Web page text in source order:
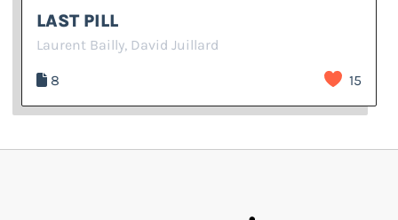
LAST PILL
Laurent Bailly, David Juillard
8 15